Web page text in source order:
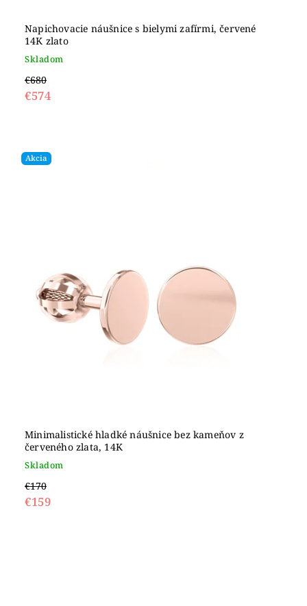
Napichovacie náušnice s bielymi zafírmi, červené
14K zlato
Skladom
€680
€574
Akcia
Minimalistické hladké náušnice bez kameňov z
červeného zlata, 14K
Skladom
€170
€159